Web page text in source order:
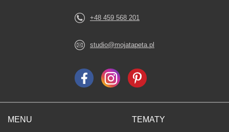
MENU TEMATY
+48 459 568 201
studio@mojatapeta.pl